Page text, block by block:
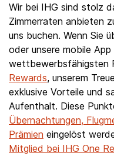
Wir bei IHG sind stolz
Zimmerraten anbieten
uns buchen. Wenn Sie
oder unsere mobile
wettbewerbsfähigsten
Rewards, unserem
exklusive Vorteile und
Aufenthalt. Diese
Übernachtungen,
Prämien eingelöst
Mitglied bei IHG One